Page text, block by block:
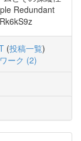
Redundant
(投稿一覧)
ーク (2)